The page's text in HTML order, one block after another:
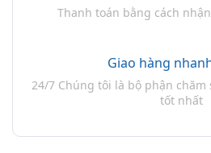
Thanh toán bằng cách
Giao hàng
24/7 Chúng tôi là bộ phận
tốt nhất